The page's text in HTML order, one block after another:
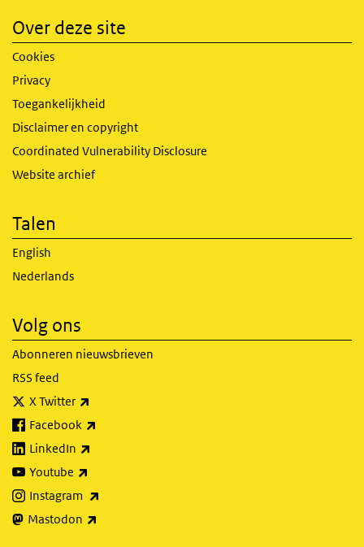
Over deze site
Cookies
Privacy
Toegankelijkheid
Disclaimer en copyright
Coordinated Vulnerability Disclosure
Website archief
Talen
English
Nederlands
Volg ons
Abonneren nieuwsbrieven
RSS feed
X Twitter
Facebook
LinkedIn
Youtube
Instagram
Mastodon